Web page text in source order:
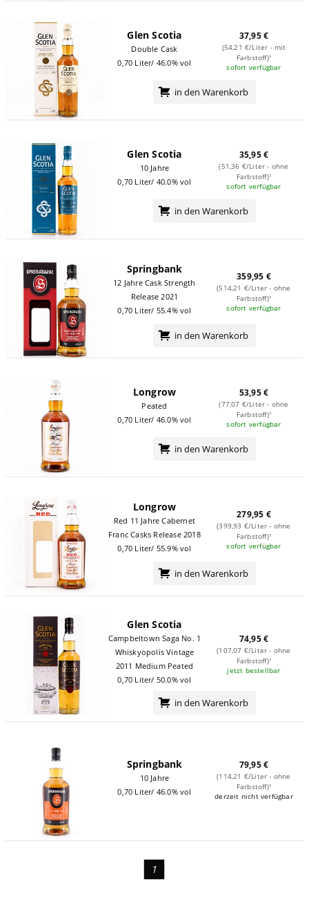
Glen Scotia
Double Cask
0,70 Liter/ 46.0% vol
37,95 €
(54,21 €/Liter - mit
Farbstoff)¹
sofort verfügbar
in den Warenkorb
Glen Scotia
10 Jahre
0,70 Liter/ 40.0% vol
35,95 €
(51,36 €/Liter - ohne
Farbstoff)¹
sofort verfügbar
in den Warenkorb
Springbank
12 Jahre Cask Strength
Release 2021
0,70 Liter/ 55.4% vol
359,95 €
(514,21 €/Liter - ohne
Farbstoff)¹
sofort verfügbar
in den Warenkorb
Longrow
Peated
0,70 Liter/ 46.0% vol
53,95 €
(77,07 €/Liter - ohne
Farbstoff)¹
sofort verfügbar
in den Warenkorb
Longrow
Red 11 Jahre Cabernet
Franc Casks Release 2018
0,70 Liter/ 55.9% vol
279,95 €
(399,93 €/Liter - ohne
Farbstoff)¹
sofort verfügbar
in den Warenkorb
Glen Scotia
Campbeltown Saga No. 1
Whiskyopolis Vintage
2011 Medium Peated
0,70 Liter/ 50.0% vol
74,95 €
(107,07 €/Liter - ohne
Farbstoff)¹
jetzt bestellbar
in den Warenkorb
Springbank
10 Jahre
0,70 Liter/ 46.0% vol
79,95 €
(114,21 €/Liter - ohne
Farbstoff)¹
derzeit nicht verfügbar
1